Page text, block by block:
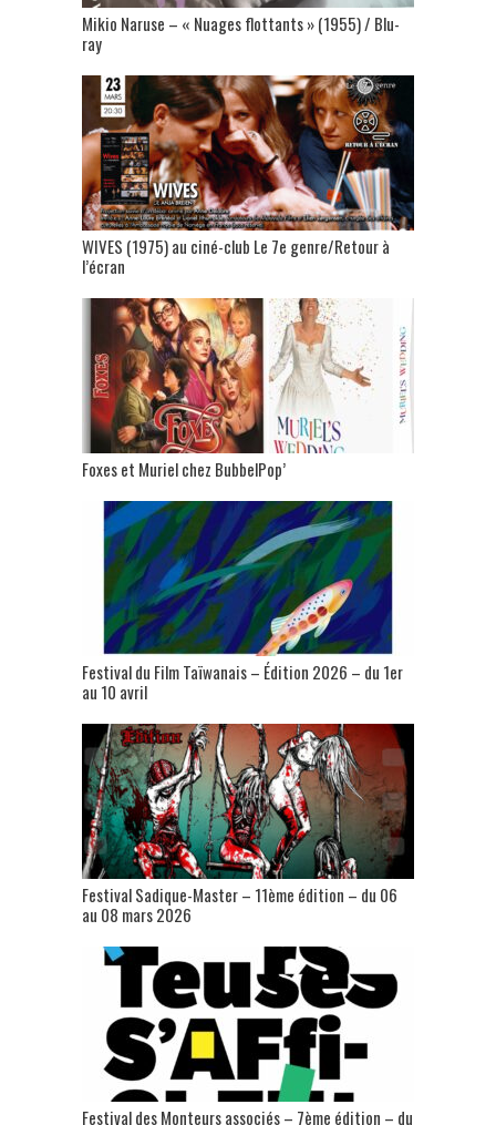
Mikio Naruse – « Nuages flottants » (1955) / Blu-
ray
WIVES (1975) au ciné-club Le 7e genre/Retour à
l’écran
Foxes et Muriel chez BubbelPop’
Festival du Film Taïwanais – Édition 2026 – du 1er
au 10 avril
Festival Sadique-Master – 11ème édition – du 06
au 08 mars 2026
Festival des Monteurs associés – 7ème édition – du